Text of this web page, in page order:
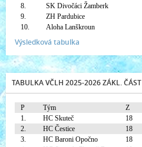
8.
SK Divočáci Žamberk
9.
ZH Pardubice
10.
Aloha Lanškroun
Výsledková tabulka
TABULKA VČLH 2025-2026 ZÁKL. ČÁST
P Tým Z
1.
HC Skuteč 18
2.
HC Čestice 18
3.
HC Baroni Opočno 18